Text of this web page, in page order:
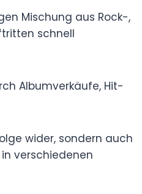
Mischung aus Rock-,
schnell
Albumverkäufe, Hit-
wider, sondern auch
verschiedenen